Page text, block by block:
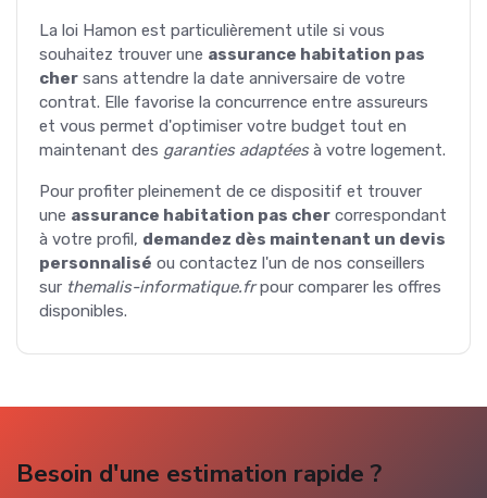
La loi Hamon est particulièrement utile si vous
souhaitez trouver une assurance habitation pas
cher sans attendre la date anniversaire de votre
contrat. Elle favorise la concurrence entre assureurs
et vous permet d'optimiser votre budget tout en
maintenant des garanties adaptéesà votre logement.
Pour profiter pleinement de ce dispositif et trouver
une assurance habitation pas cher correspondant
à votre profil, demandez dès maintenant un devis
personnalisé ou contactez l'un de nos conseillers
sur themalis-informatique.frpour comparer les offres
disponibles.
Besoin d'une estimation rapide ?